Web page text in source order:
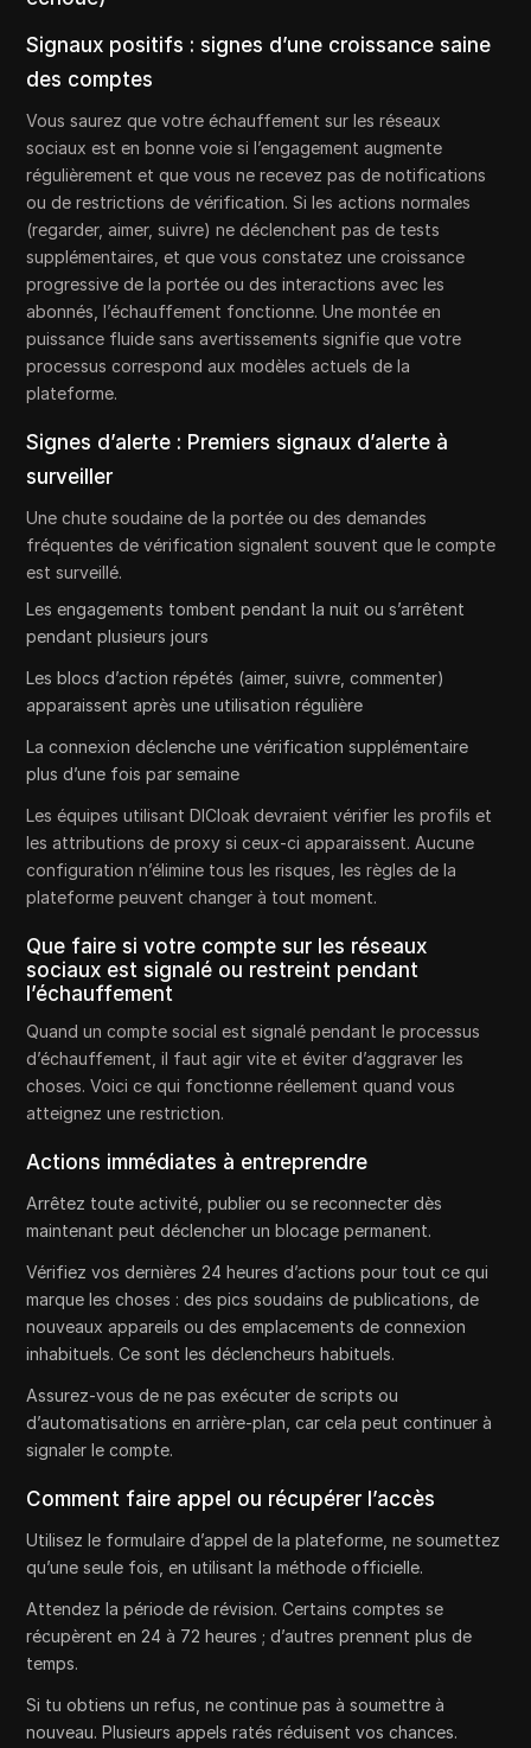
Signaux positifs : signes d’une croissance saine
des comptes
Vous saurez que votre échauffement sur les réseaux
sociaux est en bonne voie si l’engagement augmente
régulièrement et que vous ne recevez pas de notifications
ou de restrictions de vérification. Si les actions normales
(regarder, aimer, suivre) ne déclenchent pas de tests
supplémentaires, et que vous constatez une croissance
progressive de la portée ou des interactions avec les
abonnés, l’échauffement fonctionne. Une montée en
puissance fluide sans avertissements signifie que votre
processus correspond aux modèles actuels de la
plateforme.
Signes d’alerte : Premiers signaux d’alerte à
surveiller
Une chute soudaine de la portée ou des demandes
fréquentes de vérification signalent souvent que le compte
est surveillé.
Les engagements tombent pendant la nuit ou s’arrêtent
pendant plusieurs jours
Les blocs d’action répétés (aimer, suivre, commenter)
apparaissent après une utilisation régulière
La connexion déclenche une vérification supplémentaire
plus d’une fois par semaine
Les équipes utilisant DICloak devraient vérifier les profils et
les attributions de proxy si ceux-ci apparaissent. Aucune
configuration n’élimine tous les risques, les règles de la
plateforme peuvent changer à tout moment.
Que faire si votre compte sur les réseaux
sociaux est signalé ou restreint pendant
l’échauffement
Quand un compte social est signalé pendant le processus
d’échauffement, il faut agir vite et éviter d’aggraver les
choses. Voici ce qui fonctionne réellement quand vous
atteignez une restriction.
Actions immédiates à entreprendre
Arrêtez toute activité, publier ou se reconnecter dès
maintenant peut déclencher un blocage permanent.
Vérifiez vos dernières 24 heures d’actions pour tout ce qui
marque les choses : des pics soudains de publications, de
nouveaux appareils ou des emplacements de connexion
inhabituels. Ce sont les déclencheurs habituels.
Assurez-vous de ne pas exécuter de scripts ou
d’automatisations en arrière-plan, car cela peut continuer à
signaler le compte.
Comment faire appel ou récupérer l’accès
Utilisez le formulaire d’appel de la plateforme, ne soumettez
qu’une seule fois, en utilisant la méthode officielle.
Attendez la période de révision. Certains comptes se
récupèrent en 24 à 72 heures ; d’autres prennent plus de
temps.
Si tu obtiens un refus, ne continue pas à soumettre à
nouveau. Plusieurs appels ratés réduisent vos chances.